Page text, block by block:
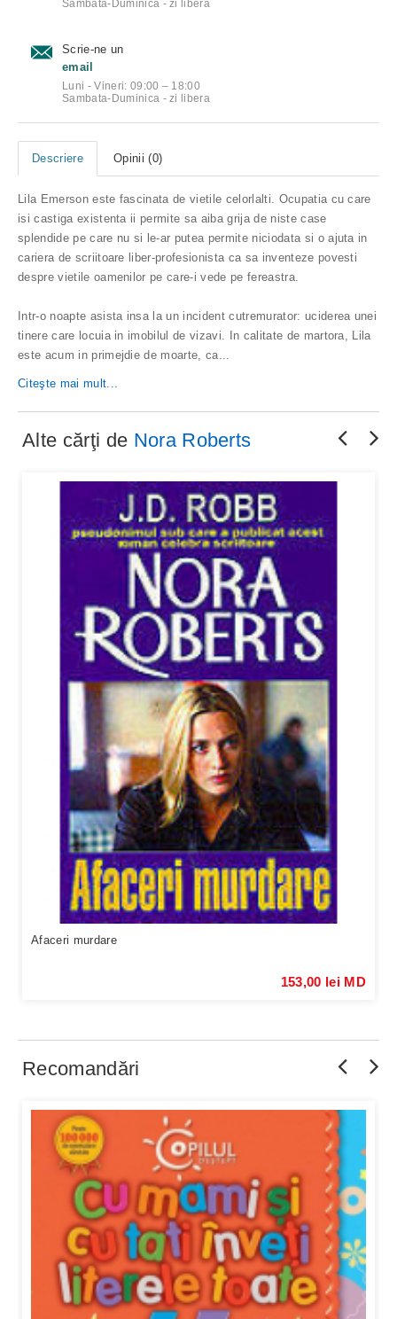
Sambata-Duminica - zi libera
Scrie-ne un
email
Luni - Vineri: 09:00 – 18:00
Sambata-Duminica - zi libera
Descriere Opinii (0)
Lila Emerson este fascinata de vietile celorlalti. Ocupatia cu care
isi castiga existenta ii permite sa aiba grija de niste case
splendide pe care nu si le-ar putea permite niciodata si o ajuta in
cariera de scriitoare liber-profesionista ca sa inventeze povesti
despre vietile oamenilor pe care-i vede pe fereastra.
Intr-o noapte asista insa la un incident cutremurator: uciderea unei
tinere care locuia in imobilul de vizavi. In calitate de martora, Lila
este acum in primejdie de moarte, ca
Citeşte mai mult...
Alte cărţi de Nora Roberts
Afaceri murdare
153,00 lei MD
Recomandări